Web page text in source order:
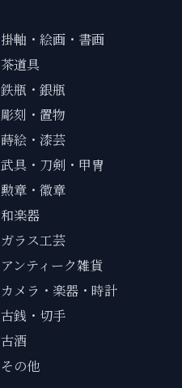
掛軸・絵画・書画
茶道具
鉄瓶・銀瓶
彫刻・置物
蒔絵・漆芸
武具・刀剣・甲冑
勲章・徽章
和楽器
ガラス工芸
アンティーク雑貨
カメラ・楽器・時計
古銭・切手
古酒
その他